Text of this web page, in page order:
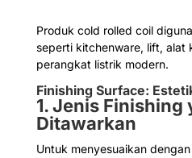
Produk cold rolled coil
seperti kitchenware, lift, alat
perangkat listrik modern.
Finishing Surface:
1. Jenis Finishing
Ditawarkan
Untuk menyesuaikan